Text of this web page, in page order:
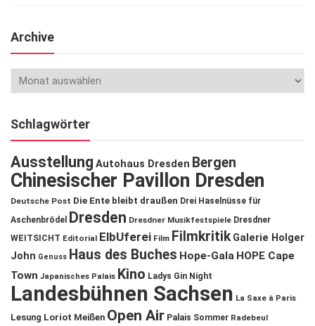
Archive
Schlagwörter
Ausstellung Autohaus Dresden Bergen
Chinesischer Pavillon Dresden
Deutsche Post Die Ente bleibt draußen Drei Haselnüsse für
Aschenbrödel
Dresden Dresdner Musikfestspiele Dresdner
WEITSICHT Editorial ElbUferei Film Filmkritik Galerie Holger
John Genuss Haus des Buches Hope-Gala HOPE Cape
Town Japanisches Palais Kino Ladys Gin Night
Landesbühnen Sachsen La Saxe à Paris
Lesung Loriot Meißen Open Air Palais Sommer Radebeul